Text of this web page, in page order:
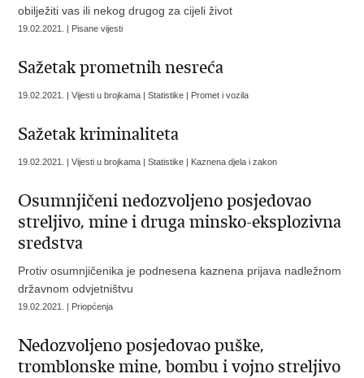
obilježiti vas ili nekog drugog za cijeli život
19.02.2021. | Pisane vijesti
Sažetak prometnih nesreća
19.02.2021. | Vijesti u brojkama | Statistike | Promet i vozila
Sažetak kriminaliteta
19.02.2021. | Vijesti u brojkama | Statistike | Kaznena djela i zakon
Osumnjičeni nedozvoljeno posjedovao
streljivo, mine i druga minsko-eksplozivna
sredstva
Protiv osumnjičenika je podnesena kaznena prijava nadležnom
državnom odvjetništvu
19.02.2021. | Priopćenja
Nedozvoljeno posjedovao puške,
tromblonske mine, bombu i vojno streljivo